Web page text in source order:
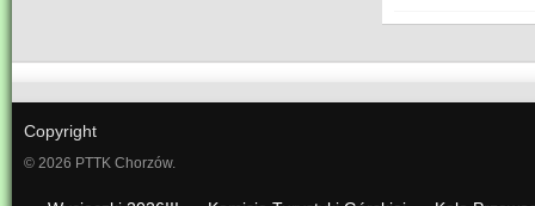
Copyright
© 2026 PTTK Chorzów.